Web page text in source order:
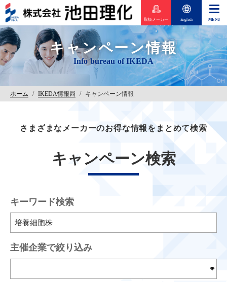
取扱メーカー English
キャンペーン情報
ホーム / IKEDA情報局 / キャンペーン情報
さまざまなメーカーのお得な情報をまとめて検索
キャンペーン検索
キーワード検索
主催企業で絞り込み